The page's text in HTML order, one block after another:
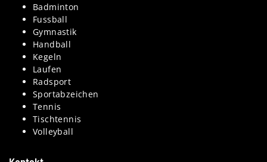
Badminton
Fussball
Gymnastik
Handball
Kegeln
Laufen
Radsport
Sportabzeichen
Tennis
Tischtennis
Volleyball